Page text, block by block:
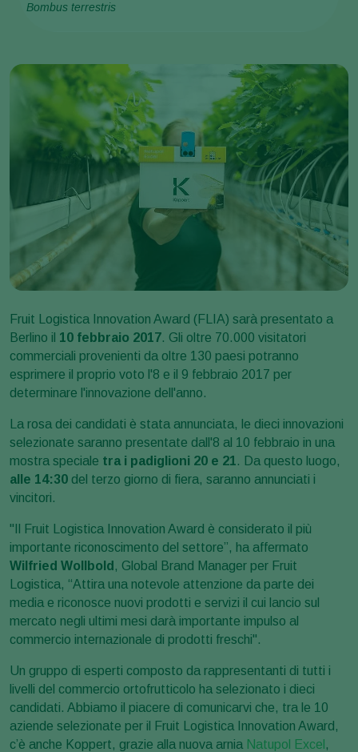
Bombus terrestris
Fruit Logistica Innovation Award (FLIA) sarà presentato a
Berlino il 10 febbraio 2017. Gli oltre 70.000 visitatori
commerciali provenienti da oltre 130 paesi potranno
esprimere il proprio voto l'8 e il 9 febbraio 2017 per
determinare l'innovazione dell'anno.
La rosa dei candidati è stata annunciata, le dieci innovazioni
selezionate saranno presentate dall'8 al 10 febbraio in una
mostra speciale tra i padiglioni 20 e 21. Da questo luogo,
alle 14:30 del terzo giorno di fiera, saranno annunciati i
vincitori.
"Il Fruit Logistica Innovation Award è considerato il più
importante riconoscimento del settore”, ha affermato
Wilfried Wollbold , Global Brand Manager per Fruit
Logistica, “Attira una notevole attenzione da parte dei
media e riconosce nuovi prodotti e servizi il cui lancio sul
mercato negli ultimi mesi darà importante impulso al
commercio internazionale di prodotti freschi".
Un gruppo di esperti composto da rappresentanti di tutti i
livelli del commercio ortofrutticolo ha selezionato i dieci
candidati. Abbiamo il piacere di comunicarvi che, tra le 10
aziende selezionate per il Fruit Logistica Innovation Award,
c’è anche Koppert, grazie alla nuova arnia Natupol Excel ,